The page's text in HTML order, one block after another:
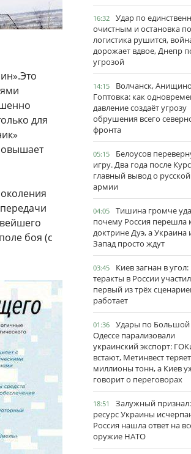
для
боя (с
16:32
Удар по
очистным и остановка
логистика рушится,
дорожает вдвое, Днепр
угрозой
14:15
Волчанск,
Гоптовка: как
давление создаёт угрозу
обрушения всего
фронта
05:15
Белоусов
игру. Два года после
главный вывод о русской
армии
04:05
Тишина громче
почему Россия перешла
доктрине Дуэ, а Украина
Запад просто ждут
03:45
Киев загнан в угол:
теракты в России
первый из трёх
работает
01:36
Удары по Большой
Одессе парализовали
украинский экспорт:
встают, Метинвест теряет
миллионы тонн, а Киев
говорит о переговорах
18:51
Залужный признал:
ресурс Украины
Россия нашла ответ на
оружие НАТО